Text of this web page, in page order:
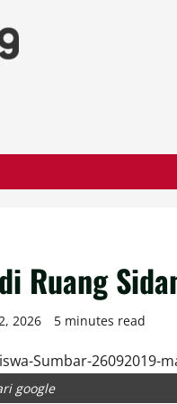
Ruang
2026 5 minutes read
google